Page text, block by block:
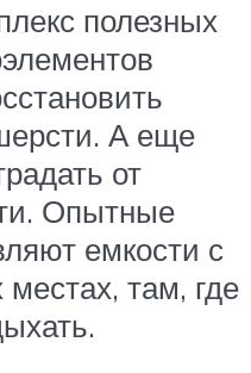
полезных
А еще
от
Опытные
емкости с
местах, там, где